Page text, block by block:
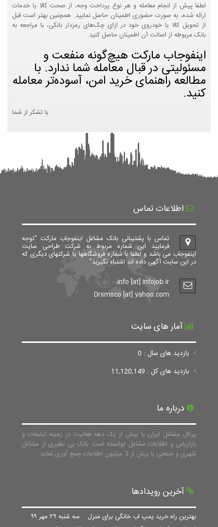
لطفا پیش از انجام معامله و هر نوع پرداخت وجه، از صحت کالا یا خدمات
ارائه شده، به صورت حضوری اطمینان حاصل نمایید. همچنین بهتر است قبل
از تحویل کالا یا خودروی خود در ازای چک‌های رمزدار بانکی، با مراجعه به
بانک مربوطه از اصالت آن اطمینان حاصل کنید.
اینفوجاب مارکت هیچ‌گونه منفعت و
مسئولیتی در قبال معامله شما ندارد. با
مطالعه راهنمای خرید امن، آسوده‌تر معامله
کنید.
با تشکر از شما
اطلاعات تماس
تماس با پشتیبانی بانک مشاغل اینفوجاب مارکت "توجه
فرمایید این شماره مربوط به شرکت طراحی سایت
اینفوجاب می باشد و لطفا با شماره فروشگاهها یا شرکتهای دیگری که
در این سایت آگهی داده اند اشتباه نگیرید"
info [at] infojob.ir
Drsmsco [at] yahoo.com
آمار های سایت
بازدید های سال : 0
بازدید های کل : 11,120,149
درباره ما
پرتال مشاغل ایران با بیش از یک دهه فعالیت در زمینه تبلیغات و
بازاریابی و اطلاعات مشاغل توانسته است بانک بی نظیری از مشاغل
شهری و صنعتی با بیش از 3 میلیون اطلاعات جمع آوری نماید.
آخرین رویدادها
بهترین راه خرید پمپ اب خانگی برای منزل سه شنبه ۲۹ مهر ۹۹